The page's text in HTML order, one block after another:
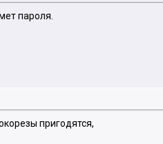
пароля.
пригодятся,